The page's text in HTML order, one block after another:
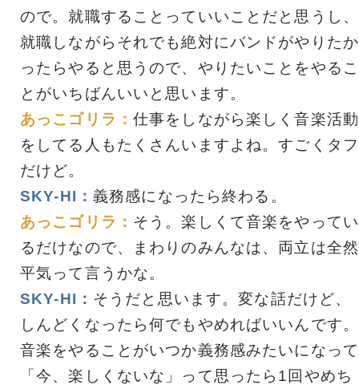
ので。就職することっていいことだと思うし、
就職しながらそれでも絶対にバンドがやりたか
ったらやると思うので、やりたいことをやるこ
とがいちばんいいと思います。
あっこゴリラ： 仕事をしながら楽しく音楽活動
をしてる人もたくさんいますよね。すごくタフ
だけど。
SKY-HI： 義務感になったら終わる。
あっこゴリラ： そう。楽しくて音楽をやってい
るだけなので、まわりのみんなは、両立は全然
平気って言うかな。
SKY-HI： そうだと思います。変な話だけど、
しんどくなったら何でもやめればいいんです。
音楽をやることがいつか義務感みたいになって
「今、楽しくないな」って思ったら1回やめち